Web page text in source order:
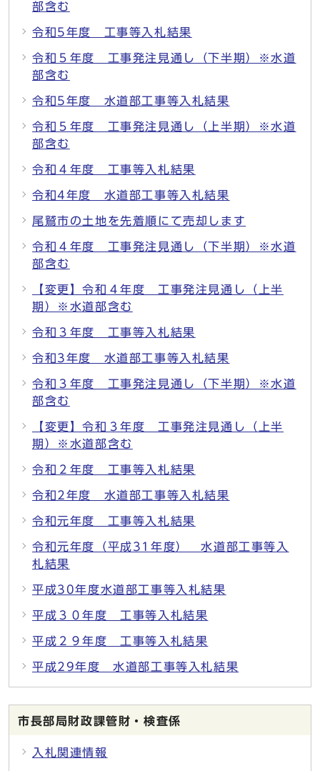
部含む
令和5年度 工事等入札結果
令和５年度 工事発注見通し（下半期）※水道
部含む
令和5年度 水道部工事等入札結果
令和５年度 工事発注見通し（上半期）※水道
部含む
令和４年度 工事等入札結果
令和4年度 水道部工事等入札結果
尾鷲市の土地を先着順にて売却します
令和４年度 工事発注見通し（下半期）※水道
部含む
【変更】令和４年度 工事発注見通し（上半
期）※水道部含む
令和３年度 工事等入札結果
令和3年度 水道部工事等入札結果
令和３年度 工事発注見通し（下半期）※水道
部含む
【変更】令和３年度 工事発注見通し（上半
期）※水道部含む
令和２年度 工事等入札結果
令和2年度 水道部工事等入札結果
令和元年度 工事等入札結果
令和元年度（平成31年度） 水道部工事等入
札結果
平成30年度水道部工事等入札結果
平成３０年度 工事等入札結果
平成２９年度 工事等入札結果
平成29年度 水道部工事等入札結果
市長部局財政課管財・検査係
入札関連情報